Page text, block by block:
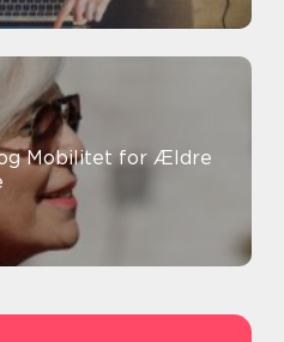
Mobilitet for Ældre